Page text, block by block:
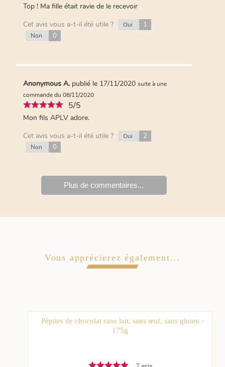
Top ! Ma fille était ravie de le recevoir
Cet avis vous a-t-il été utile ?
Oui 1
Non 0
Anonymous A. publié le 17/11/2020 suite à une
commande du 08/11/2020
5/5
Mon fils APLV adore.
Cet avis vous a-t-il été utile ?
Oui 2
Non 0
Plus de commentaires...
Vous apprécierez également...
Pépites de chocolat sans lait, sans œuf, sans gluten -
175g